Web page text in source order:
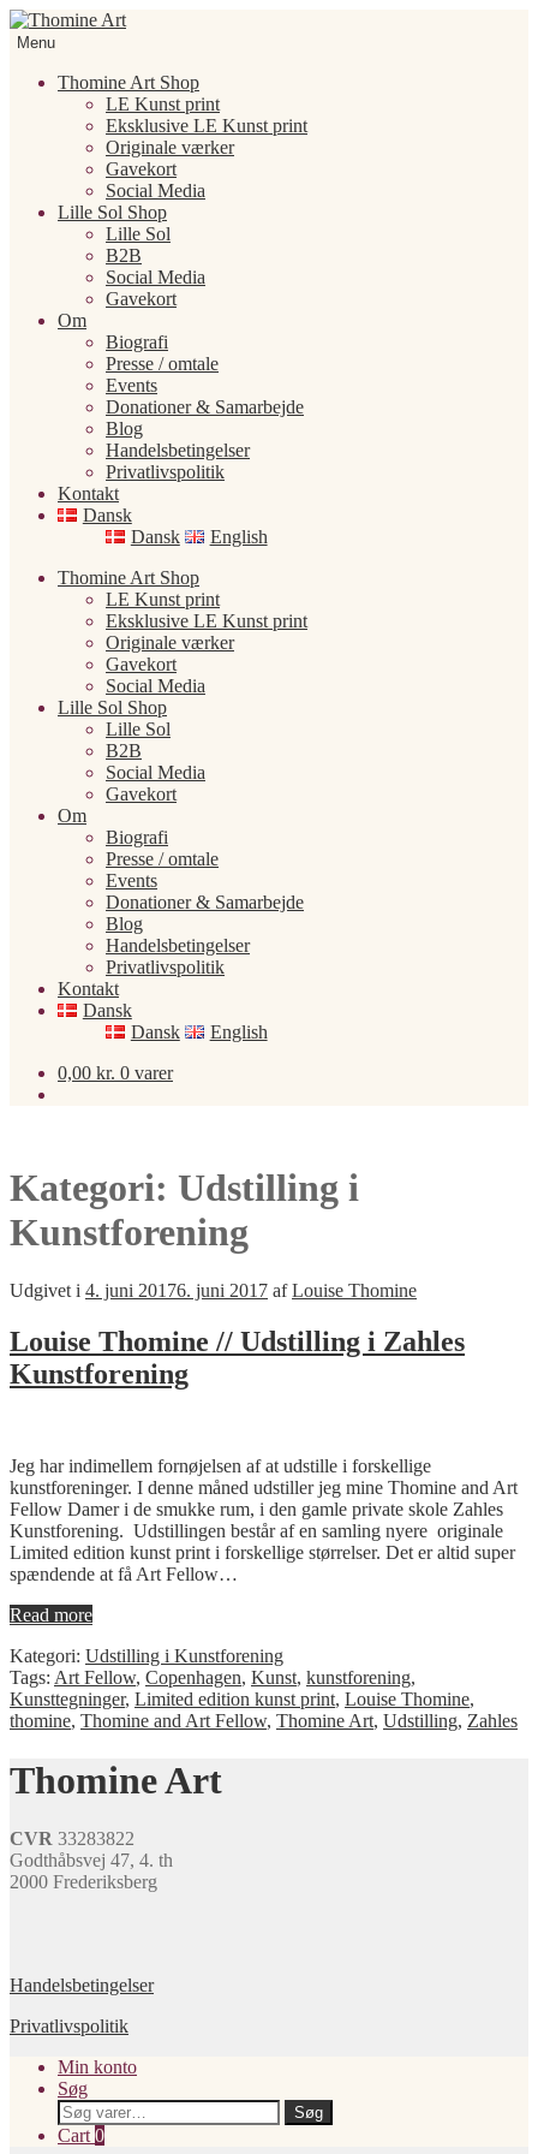
Spring
til
Spring
tilMenu
Thomine Art Shop
LE Kunst print
Eksklusive LE Kunst print
Originale værker
Gavekort
Social Media
Lille Sol Shop
Lille Sol
B2B
Social Media
Gavekort
Om
Biografi
Presse / omtale
Events
Donationer & Samarbejde
Blog
Handelsbetingelser
Privatlivspolitik
Kontakt
Dansk
Dansk
English
Thomine Art Shop
LE Kunst print
Eksklusive LE Kunst print
Originale værker
Gavekort
Social Media
Lille Sol Shop
Lille Sol
B2B
Social Media
Gavekort
Om
Biografi
Presse / omtale
Events
Donationer & Samarbejde
Blog
Handelsbetingelser
Privatlivspolitik
Kontakt
Dansk
Dansk
English
0,00 kr. 0 varer
Kategori: Udstilling i
Kunstforening
Udgivet i 4. juni 20176. juni 2017 afLouise Thomine
Louise Thomine // Udstilling i Zahles
Kunstforening
Jeg har indimellem fornøjelsen af at udstille i forskellige
kunstforeninger. I denne måned udstiller jeg mine Thomine and Art
Fellow Damer i de smukke rum, i den gamle private skole Zahles
Kunstforening. Udstillingen består af en samling nyere originale
Limited edition kunst print i forskellige størrelser. Det er altid super
spændende at få Art Fellow…
Read more
Kategori: Udstilling i Kunstforening
Tags: Art Fellow, Copenhagen, Kunst, kunstforening,
Kunsttegninger, Limited edition kunst print, Louise Thomine,
thomine, Thomine and Art Fellow, Thomine Art, Udstilling, Zahles
Thomine Art
CVR 33283822
Godthåbsvej 47, 4. th
2000 Frederiksberg
Handelsbetingelser
Privatlivspolitik
Min konto
Søg
Søg
efter:
Søg
Cart 0